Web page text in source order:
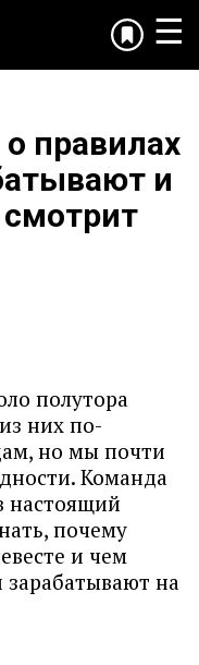
☰
правилах
и
полутора
них по-
но мы почти
Команда
настоящий
почему
и чем
зарабатывают на